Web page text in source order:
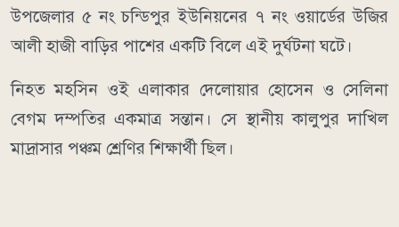
উপজেলার ৫ নং চন্ডিপুর ইউনিয়নের ৭ নং ওয়ার্ডের উজির
আলী হাজী বাড়ির পাশের একটি বিলে এই দুর্ঘটনা ঘটে।
নিহত মহসিন ওই এলাকার দেলোয়ার হোসেন ও সেলিনা
বেগম দম্পতির একমাত্র সন্তান। সে স্থানীয় কালুপুর দাখিল
মাদ্রাসার পঞ্চম শ্রেণির শিক্ষার্থী ছিল।